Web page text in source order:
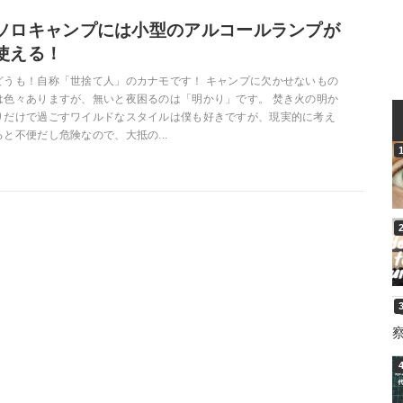
ロキャンプには小型のアルコールランプが
える！
うも！自称「世捨て人」のカナモです！ キャンプに欠かせないもの
色々ありますが、無いと夜困るのは「明かり」です。 焚き火の明か
だけで過ごすワイルドなスタイルは僕も好きですが、現実的に考え
と不便だし危険なので、大抵の...